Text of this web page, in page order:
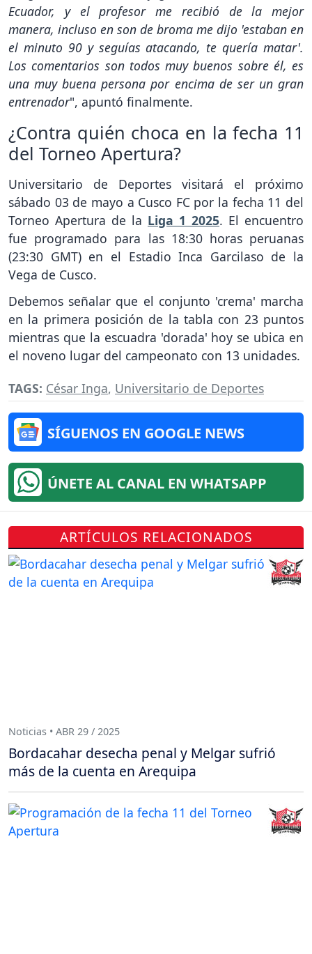
Ecuador, y el profesor me recibió de la mejor
manera, incluso en son de broma me dijo 'estaban en
el minuto 90 y seguías atacando, te quería matar'.
Los comentarios son todos muy buenos sobre él, es
una muy buena persona por encima de ser un gran
entrenador", apuntó finalmente.
¿Contra quién choca en la fecha 11
del Torneo Apertura?
Universitario de Deportes visitará el próximo
sábado 03 de mayo a Cusco FC por la fecha 11 del
Torneo Apertura de la Liga 1 2025. El encuentro
fue programado para las 18:30 horas peruanas
(23:30 GMT) en el Estadio Inca Garcilaso de la
Vega de Cusco.
Debemos señalar que el conjunto 'crema' marcha
en la primera posición de la tabla con 23 puntos
mientras que la escuadra 'dorada' hoy se ubica en
el noveno lugar del campeonato con 13 unidades.
TAGS: César Inga, Universitario de Deportes
SÍGUENOS EN GOOGLE NEWS
ÚNETE AL CANAL EN WHATSAPP
ARTÍCULOS RELACIONADOS
Noticias • ABR 29 / 2025
Bordacahar desecha penal y Melgar sufrió
más de la cuenta en Arequipa